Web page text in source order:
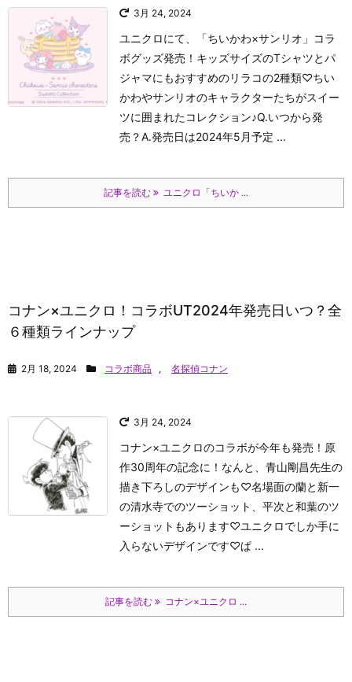
3月 24, 2024
ユニクロにて、「ちいかわ×サンリオ」コラ
ボグッズ発売！キッズサイズのTシャツとパ
ジャマにもおすすめのリラコの2種類♡ちい
かわやサンリオのキャラクターたちがスイー
ツに囲まれたコレクション♪Q.いつから発
売？A.発売日は2024年5月予定 ...
記事を読む ユニクロ「ちいか ...
コナン×ユニクロ！コラボUT2024年発売日いつ？全
６種類ラインナップ
2月 18, 2024 コラボ商品 , 名探偵コナン
3月 24, 2024
コナン×ユニクロのコラボが今年も発売！原
作30周年の記念に！なんと、青山剛昌先生の
描き下ろしのデザインも♡名場面の蘭と新一
の清水寺でのツーショット、平次と和葉のツ
ーショットもあります♡ユニクロでしか手に
入らないデザインです♡ぱ ...
記事を読む コナン×ユニクロ ...